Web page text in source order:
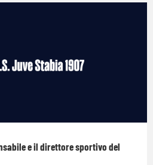
e il direttore sportivo del